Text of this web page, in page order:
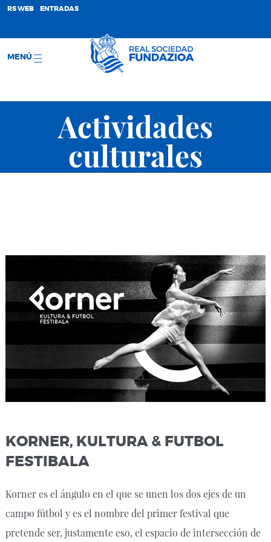
RS WEB ENTRADAS
MENÚ
Actividades
culturales
KORNER, KULTURA & FUTBOL
FESTIBALA
Korner es el ángulo en el que se unen los dos ejes de un
campo fútbol y es el nombre del primer festival que
pretende ser, justamente eso, el espacio de intersección de